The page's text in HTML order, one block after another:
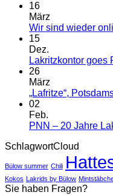
16
März
Wir sind wieder
15
Dez.
Lakritzkontor goes
26
März
„Lafritze“,
02
Feb.
PNN – 20 Jahre
SchlagwortCloud
Bülow summer Chili
Kokos Lakrids by Bülow
Sie haben Fragen?